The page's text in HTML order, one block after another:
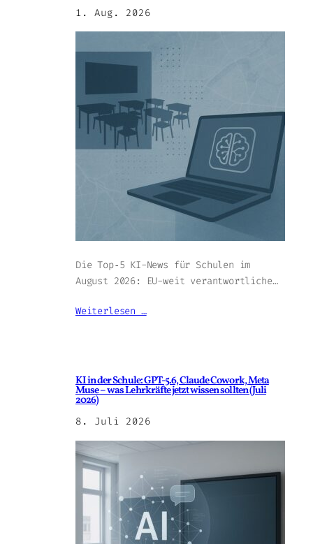
1. Aug. 2026
Die Top‑5 KI-News für Schulen im
August 2026: EU-weit verantwortliche…
Weiterlesen …
KI in der Schule: GPT-5.6, Claude Cowork, Meta
Muse – was Lehrkräfte jetzt wissen sollten (Juli
2026)
8. Juli 2026